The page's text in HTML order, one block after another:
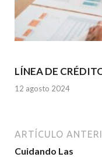
LÍNEA DE
12 agosto 2024
ARTÍCULO
Cuidando Las